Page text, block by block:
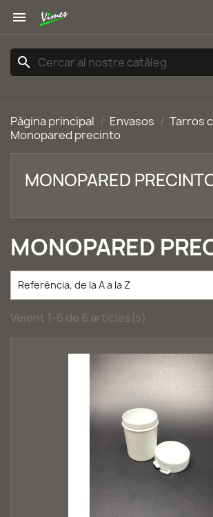

search
Pàgina principal Envasos
Tarros
Monopared precinto
MONOPARED
MONOPARED
Referència, de la A a la Z
Veient 1-6 de 6 articles(s)